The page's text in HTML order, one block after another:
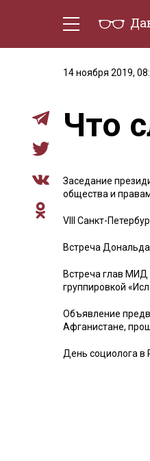
14 ноября 2019,
Что
Заседание
общества и
VIII Санкт-
Встреча
Встреча глав МИД
группировкой
Объявление
Афганистане,
День социолога в